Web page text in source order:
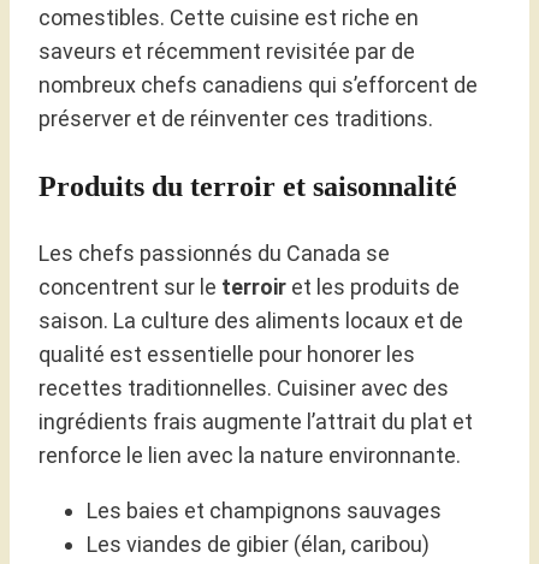
comestibles. Cette cuisine est riche en
saveurs et récemment revisitée par de
nombreux chefs canadiens qui s’efforcent de
préserver et de réinventer ces traditions.
Produits du terroir et saisonnalité
Les chefs passionnés du Canada se
concentrent sur le terroir et les produits de
saison. La culture des aliments locaux et de
qualité est essentielle pour honorer les
recettes traditionnelles. Cuisiner avec des
ingrédients frais augmente l’attrait du plat et
renforce le lien avec la nature environnante.
Les baies et champignons sauvages
Les viandes de gibier (élan, caribou)